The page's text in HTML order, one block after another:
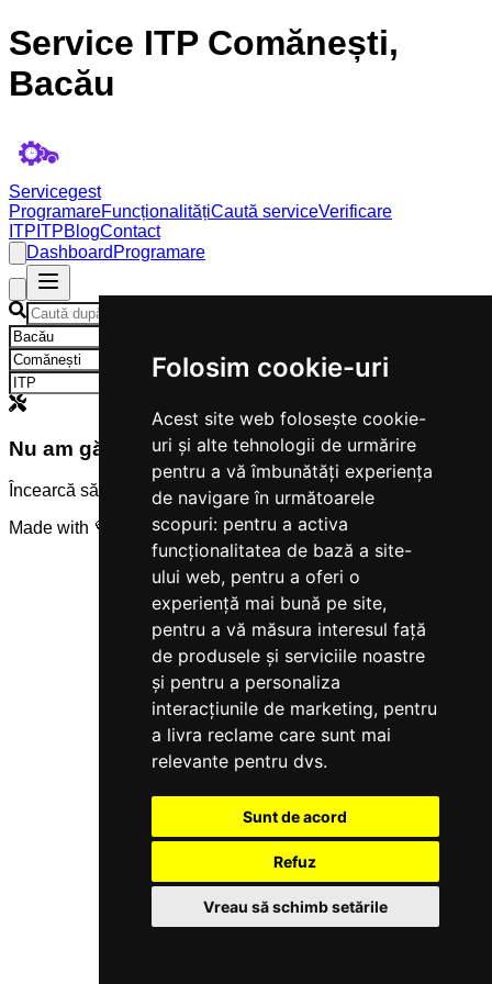
Folosim cookie-uri
Acest site web folosește cookie-
uri și alte tehnologii de urmărire
pentru a vă îmbunătăți experiența
de navigare în următoarele
scopuri: pentru a activa
funcționalitatea de bază a site-
ului web, pentru a oferi o
experiență mai bună pe site,
pentru a vă măsura interesul față
de produsele și serviciile noastre
și pentru a personaliza
interacțiunile de marketing, pentru
a livra reclame care sunt mai
relevante pentru dvs.
Sunt de acord
Refuz
Vreau să schimb setările
Service ITP Comănești,
Bacău
Servicegest
ProgramareFuncționalitățiCaută serviceVerificare
ITP ITPBlogContact
Dashboard Programare
×
Nu am găsit servicii
Încearcă să modifici criteriile de căutare.
Made with 💜 by
Servicegest